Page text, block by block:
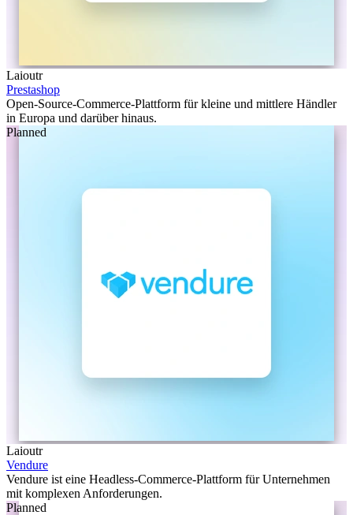
Laioutr
Prestashop
Open-Source-Commerce-Plattform für kleine und mittlere Händler
in Europa und darüber hinaus.
Planned
Laioutr
Vendure
Vendure ist eine Headless-Commerce-Plattform für Unternehmen
mit komplexen Anforderungen.
Planned